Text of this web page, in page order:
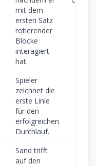
mit dem
ersten Satz
rotierender
Blöcke
interagiert
hat.
Spieler
zeichnet die
erste Linie
für den
erfolgreichen
Durchlauf.
Sand trifft
auf den